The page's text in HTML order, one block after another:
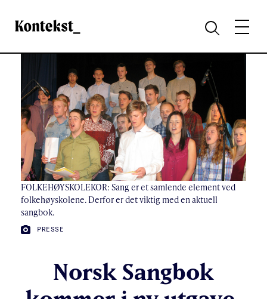
Kontekst
SØKMENY
FOLKEHØYSKOLEKOR: Sang er et samlende element ved
folkehøyskolene. Derfor er det viktig med en aktuell
sangbok.
FOTO:
PRESSE
Norsk Sangbok